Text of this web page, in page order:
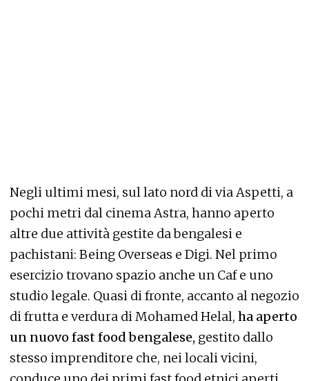
Negli ultimi mesi, sul lato nord di via Aspetti, a
pochi metri dal cinema Astra, hanno aperto
altre due attività gestite da bengalesi e
pachistani: Being Overseas e Digi. Nel primo
esercizio trovano spazio anche un Caf e uno
studio legale. Quasi di fronte, accanto al negozio
di frutta e verdura di Mohamed Helal, ha aperto
un nuovo fast food bengalese, gestito dallo
stesso imprenditore che, nei locali vicini,